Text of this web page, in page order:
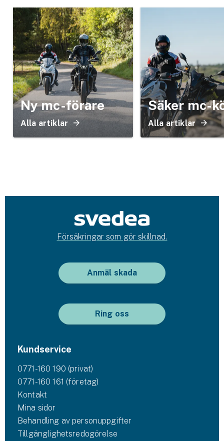
Ny mc-förare
Alla artiklar
Säker mc-
Alla artiklar
Försäkringar som gör skillnad.
Anmäl skada
Ring oss
Kundservice
0771-160 190 (privat)
0771-160 161 (företag)
Kontakt
Mina sidor
Behandling av personuppgifter
Tillgänglighetsredogörelse